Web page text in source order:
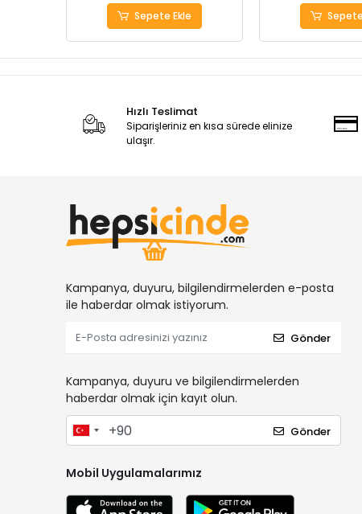
Sepete Ekle
Hızlı Teslimat
Siparişleriniz en kısa sürede elinize
ulaşır.
Kampanya, duyuru, bilgilendirmelerden e-posta
ile haberdar olmak istiyorum.
Gönder
Kampanya, duyuru ve bilgilendirmelerden
haberdar olmak için kayıt olun.
Gönder
Mobil Uygulamalarımız